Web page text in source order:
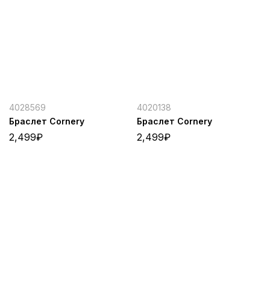
4028569
Браслет Cornery
2,499₽
4020138
Браслет Cornery
2,499₽